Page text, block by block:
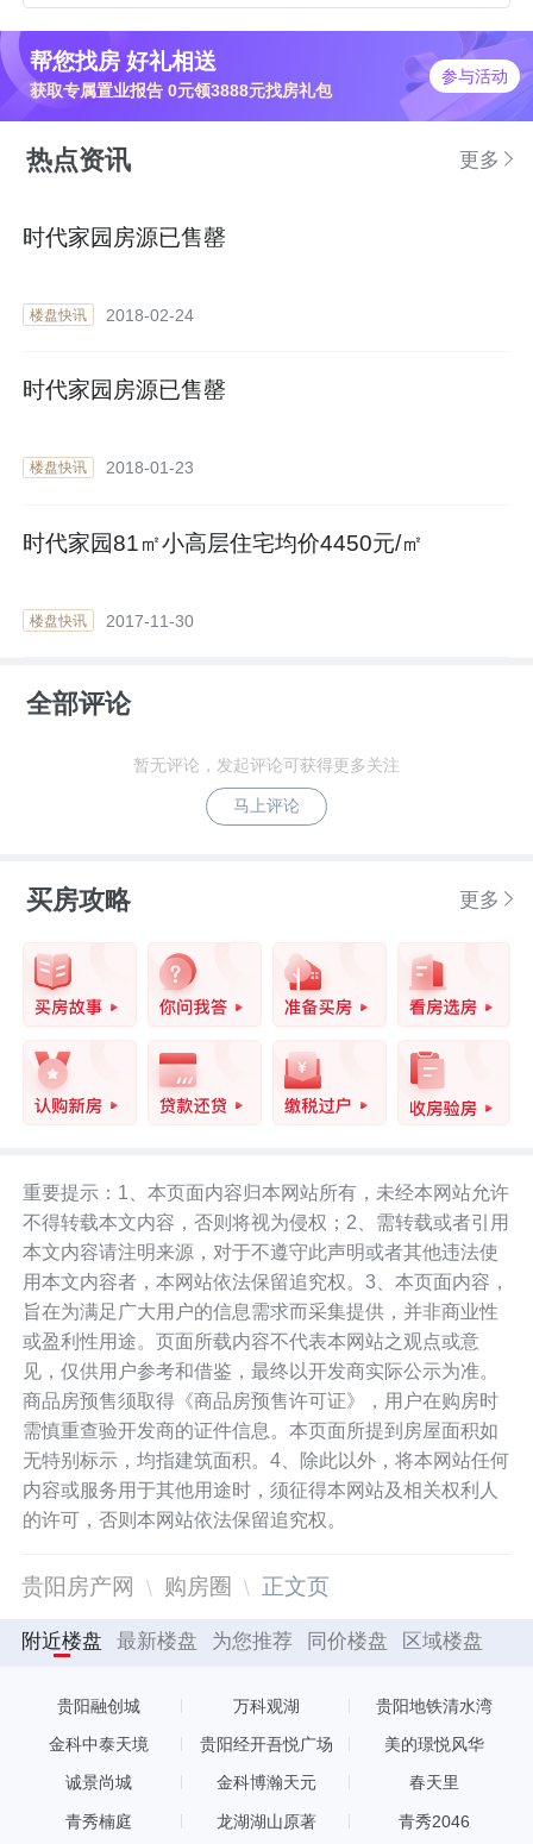
帮您找房 好礼相送
获取专属置业报告 0元领3888元找房礼包
参与活动
热点资讯 更多
时代家园房源已售罄
楼盘快讯 2018-02-24
时代家园房源已售罄
楼盘快讯 2018-01-23
时代家园81㎡小高层住宅均价4450元/㎡
楼盘快讯 2017-11-30
全部评论
暂无评论，发起评论可获得更多关注
马上评论
买房攻略 更多
重要提示：1、本页面内容归本网站所有，未经本网站允许
不得转载本文内容，否则将视为侵权；2、需转载或者引用
本文内容请注明来源，对于不遵守此声明或者其他违法使
用本文内容者，本网站依法保留追究权。3、本页面内容，
旨在为满足广大用户的信息需求而采集提供，并非商业性
或盈利性用途。页面所载内容不代表本网站之观点或意
见，仅供用户参考和借鉴，最终以开发商实际公示为准。
商品房预售须取得《商品房预售许可证》，用户在购房时
需慎重查验开发商的证件信息。本页面所提到房屋面积如
无特别标示，均指建筑面积。4、除此以外，将本网站任何
内容或服务用于其他用途时，须征得本网站及相关权利人
的许可，否则本网站依法保留追究权。
贵阳房产网 购房圈 正文页
附近楼盘 最新楼盘 为您推荐 同价楼盘 区域楼盘
贵阳融创城 万科观湖 贵阳地铁清水湾
金科中泰天境 贵阳经开吾悦广场 美的璟悦风华
诚景尚城 金科博瀚天元 春天里
青秀楠庭 龙湖湖山原著 青秀2046